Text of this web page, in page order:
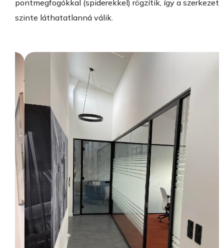
pontmegfogókkal (spiderekkel) rögzítik, így a szerkezet
szinte láthatatlanná válik.